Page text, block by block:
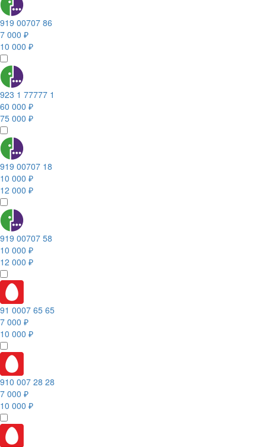
919 00707 86
7 000 ₽
10 000 ₽
923 1 77777 1
60 000 ₽
75 000 ₽
919 00707 18
10 000 ₽
12 000 ₽
919 00707 58
10 000 ₽
12 000 ₽
91 0007 65 65
7 000 ₽
10 000 ₽
910 007 28 28
7 000 ₽
10 000 ₽